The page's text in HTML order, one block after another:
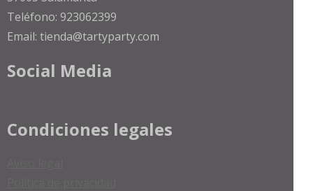
Teléfono: 923062399
Email: tienda@tartyparty.com
Social Media
Condiciones legales